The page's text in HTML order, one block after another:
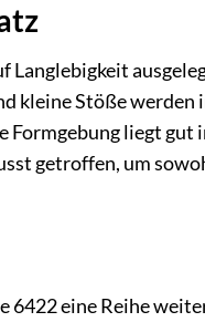
Langlebigkeit
kleine Stöße werden
Formgebung liegt gut
getroffen, um
eine Reihe